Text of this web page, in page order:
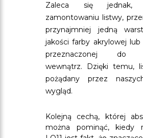
Zaleca się
zamontowaniu listwy,
przynajmniej jedną
jakości farby akrylowej lub
przeznaczonej do
wewnątrz. Dzięki temu,
pożądany przez
wygląd.
Kolejną cechą, której
można pominąć, kiedy